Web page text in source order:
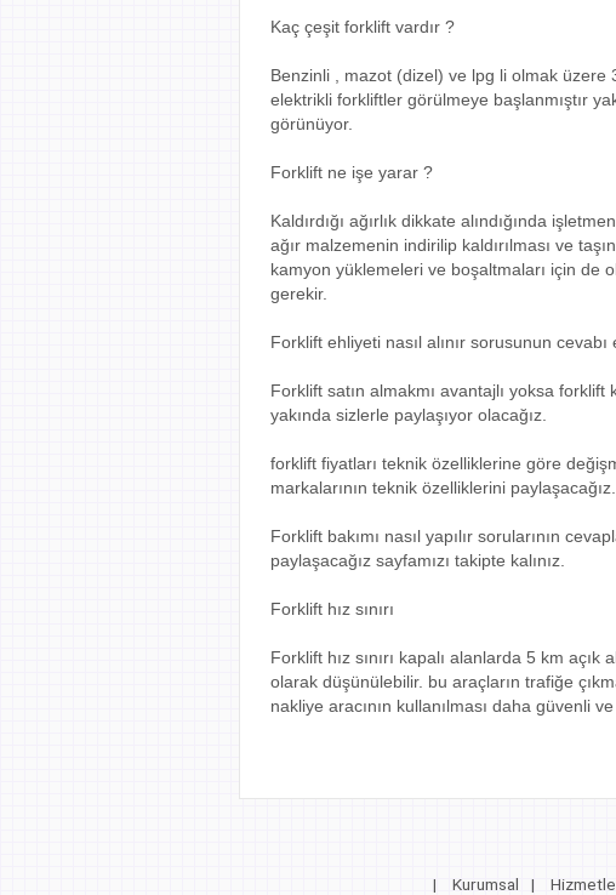
Kaç çeşit forklift vardır ?
Benzinli , mazot (dizel) ve lpg li olmak üzere
elektrikli forkliftler görülmeye başlanmıştır
görünüyor.
Forklift ne işe yarar ?
Kaldırdığı ağırlık dikkate alındığında
ağır malzemenin indirilip kaldırılması ve
kamyon yüklemeleri ve boşaltmaları için de
gerekir.
Forklift ehliyeti nasıl alınır sorusunun
Forklift satın almakmı avantajlı yoksa forklift
yakında sizlerle paylaşıyor olacağız.
forklift fiyatları teknik özelliklerine göre
markalarının teknik özelliklerini paylaşacağız.
Forklift bakımı nasıl yapılır sorularının
paylaşacağız sayfamızı takipte kalınız.
Forklift hız sınırı
Forklift hız sınırı kapalı alanlarda 5 km
olarak düşünülebilir. bu araçların trafiğe
nakliye aracının kullanılması daha güvenli
| Kurumsal |